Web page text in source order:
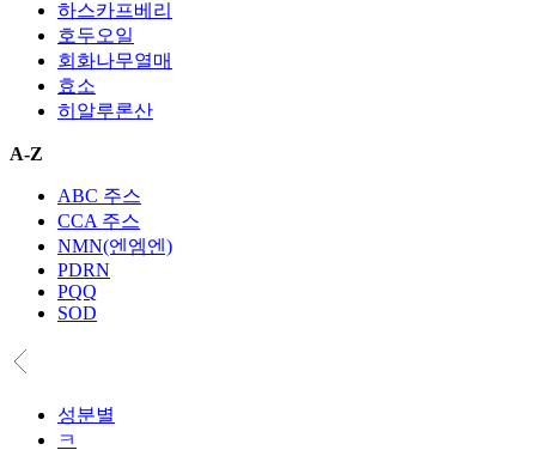
하스카프베리
호두오일
회화나무열매
효소
히알루론산
A-Z
ABC 주스
CCA 주스
NMN(엔엠엔)
PDRN
PQQ
SOD
성분별
ㅋ